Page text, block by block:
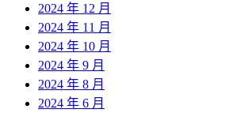
2024 年 12 月
2024 年 11 月
2024 年 10 月
2024 年 9 月
2024 年 8 月
2024 年 6 月